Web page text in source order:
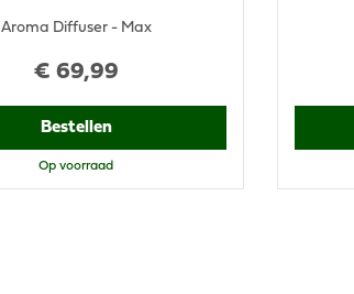
€ 69,99
Aroma Diffuser - Max
Bestellen
Op voorraad